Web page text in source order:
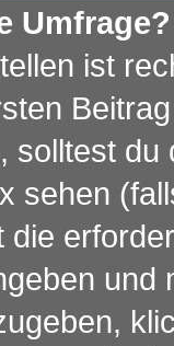
Umfrage?
ist
solltest
sehen
die
und